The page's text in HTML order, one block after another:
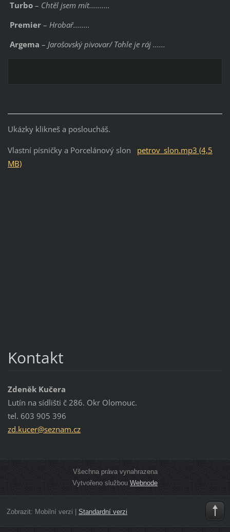
Turbo– Chtěl jsem mít..........
Premier– Hrobař........
Argema – Jarošovský pivovar/ Tohle je ráj ......
Ukázky klikneš a posloucháš.
Vlastní písničky a Porcelánový slon petrov_slon.mp3 (4,5
MB)
Kontakt
Zdeněk Kučera
Lutín na sídlišti č 286. Okr Olomouc.
tel. 603 905 396
zd.kucer@seznam.cz
Všechna práva vynahrazena
Vytvořeno službou Webnode
Zobrazit: Mobilní verzi | Standardní verzi